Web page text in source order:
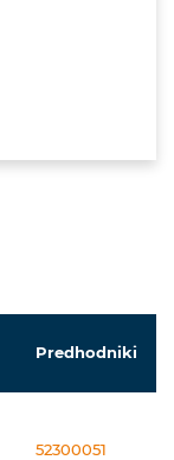
Predhodniki
52300051